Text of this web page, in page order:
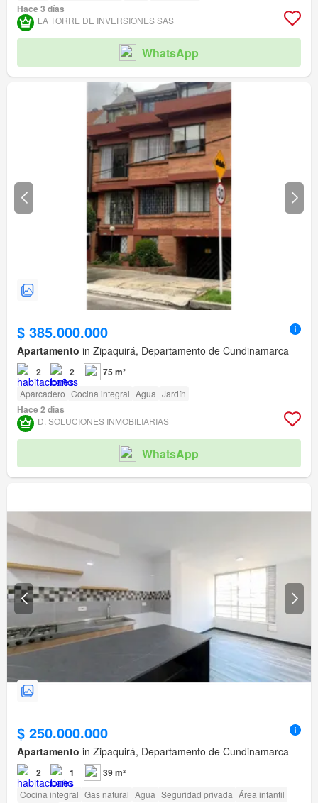
Hace 3 días
LA TORRE DE INVERSIONES SAS
WhatsApp
$ 385.000.000
Apartamento in Zipaquirá, Departamento de Cundinamarca
2 2 75 m²
Aparcadero Cocina integral Agua Jardín
Hace 2 días
D. SOLUCIONES INMOBILIARIAS
WhatsApp
$ 250.000.000
Apartamento in Zipaquirá, Departamento de Cundinamarca
2 1 39 m²
Cocina integral Gas natural Agua Seguridad privada Área infantil